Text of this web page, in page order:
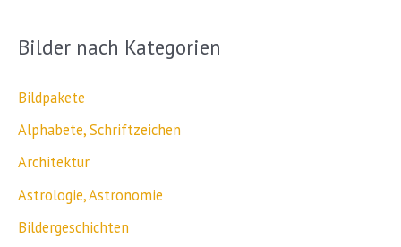
a
:
Bilder nach Kategorien
Bildpakete
Alphabete, Schriftzeichen
Architektur
Astrologie, Astronomie
Bildergeschichten